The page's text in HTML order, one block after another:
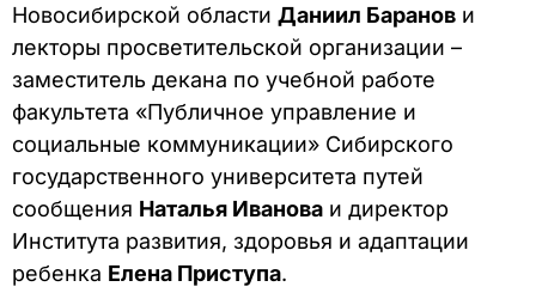
Новосибирской области Даниил Баранов и
лекторы просветительской организации –
заместитель декана по учебной работе
факультета «Публичное управление и
социальные коммуникации» Сибирского
государственного университета путей
сообщения Наталья Иванова и директор
Института развития, здоровья и адаптации
ребенка Елена Приступа.